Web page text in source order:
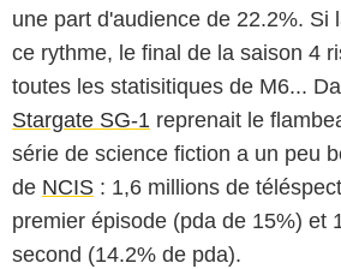
une part d'audience de 22.2%. Si
ce rythme, le final de la saison 4
toutes les statisitiques de M6...
Stargate SG-1 reprenait le
série de science fiction a un peu
de NCIS : 1,6 millions de
premier épisode (pda de 15%) et
second (14.2% de pda).